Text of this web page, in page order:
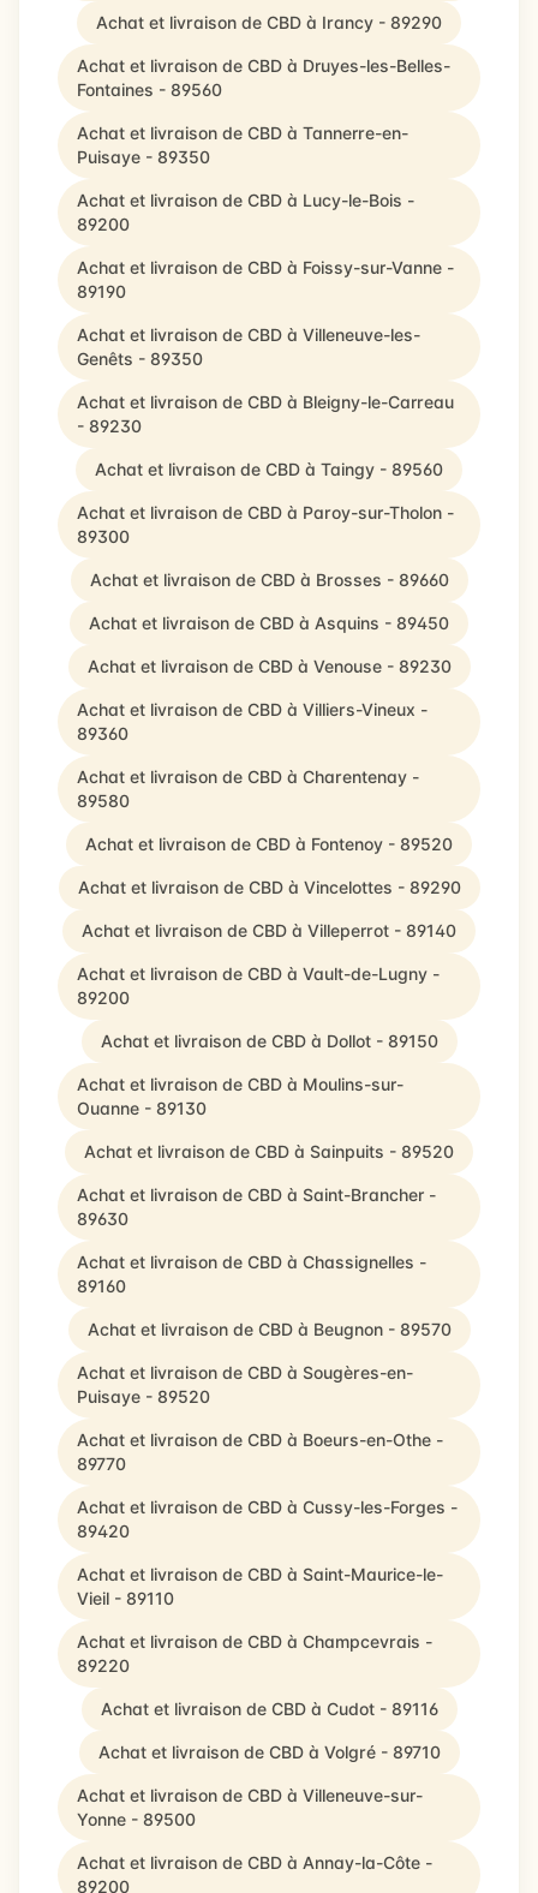
Achat et livraison de CBD à Irancy - 89290
Achat et livraison de CBD à Druyes-les-Belles-
Fontaines - 89560
Achat et livraison de CBD à Tannerre-en-
Puisaye - 89350
Achat et livraison de CBD à Lucy-le-Bois -
89200
Achat et livraison de CBD à Foissy-sur-Vanne -
89190
Achat et livraison de CBD à Villeneuve-les-
Genêts - 89350
Achat et livraison de CBD à Bleigny-le-Carreau
- 89230
Achat et livraison de CBD à Taingy - 89560
Achat et livraison de CBD à Paroy-sur-Tholon -
89300
Achat et livraison de CBD à Brosses - 89660
Achat et livraison de CBD à Asquins - 89450
Achat et livraison de CBD à Venouse - 89230
Achat et livraison de CBD à Villiers-Vineux -
89360
Achat et livraison de CBD à Charentenay -
89580
Achat et livraison de CBD à Fontenoy - 89520
Achat et livraison de CBD à Vincelottes - 89290
Achat et livraison de CBD à Villeperrot - 89140
Achat et livraison de CBD à Vault-de-Lugny -
89200
Achat et livraison de CBD à Dollot - 89150
Achat et livraison de CBD à Moulins-sur-
Ouanne - 89130
Achat et livraison de CBD à Sainpuits - 89520
Achat et livraison de CBD à Saint-Brancher -
89630
Achat et livraison de CBD à Chassignelles -
89160
Achat et livraison de CBD à Beugnon - 89570
Achat et livraison de CBD à Sougères-en-
Puisaye - 89520
Achat et livraison de CBD à Boeurs-en-Othe -
89770
Achat et livraison de CBD à Cussy-les-Forges -
89420
Achat et livraison de CBD à Saint-Maurice-le-
Vieil - 89110
Achat et livraison de CBD à Champcevrais -
89220
Achat et livraison de CBD à Cudot - 89116
Achat et livraison de CBD à Volgré - 89710
Achat et livraison de CBD à Villeneuve-sur-
Yonne - 89500
Achat et livraison de CBD à Annay-la-Côte -
89200